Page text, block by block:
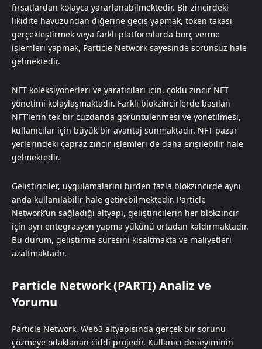
fırsatlardan kolayca yararlanabilmektedir. Bir zincirdeki
likidite havuzundan diğerine geçiş yapmak, token takası
gerçekleştirmek veya farklı platformlarda borç verme
işlemleri yapmak, Particle Network sayesinde sorunsuz hale
gelmektedir.
NFT koleksiyonerleri ve yaratıcıları için, çoklu zincir NFT
yönetimi kolaylaşmaktadır. Farklı blokzincirlerde basılan
NFT’lerin tek bir cüzdanda görüntülenmesi ve yönetilmesi,
kullanıcılar için büyük bir avantaj sunmaktadır. NFT pazar
yerlerindeki çapraz zincir işlemleri de daha erişilebilir hale
gelmektedir.
Geliştiriciler, uygulamalarını birden fazla blokzincirde aynı
anda kullanılabilir hale getirebilmektedir. Particle
Network’ün sağladığı altyapı, geliştiricilerin her blokzincir
için ayrı entegrasyon yapma yükünü ortadan kaldırmaktadır.
Bu durum, geliştirme süresini kısaltmakta ve maliyetleri
azaltmaktadır.
Particle Network (PARTI) Analiz ve
Yorumu
Particle Network, Web3 altyapısında gerçek bir sorunu
çözmeye odaklanan ciddi projedir. Kullanıcı deneyiminin